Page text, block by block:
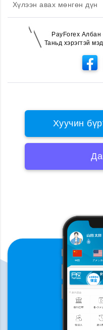
Хүлээн авах мөнгөн дүн
PayForex Албан
Таньд хэрэгтэй
Хуучин